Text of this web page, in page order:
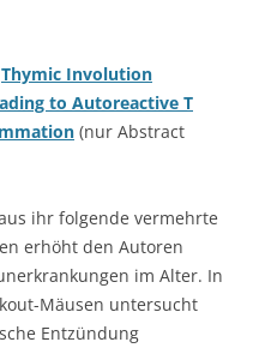
Thymic Involution
to Autoreactive T
(nur Abstract
ihr folgende vermehrte
erhöht den Autoren
im Alter. In
Mäusen untersucht
Entzündung